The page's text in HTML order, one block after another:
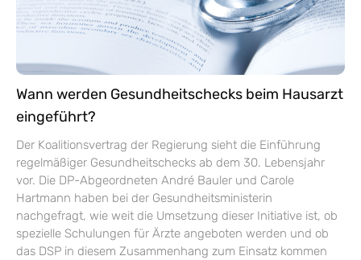
Wann werden Gesundheitschecks beim Hausarzt
eingeführt?
Der Koalitionsvertrag der Regierung sieht die Einführung
regelmäßiger Gesundheitschecks ab dem 30. Lebensjahr
vor. Die DP-Abgeordneten André Bauler und Carole
Hartmann haben bei der Gesundheitsministerin
nachgefragt, wie weit die Umsetzung dieser Initiative ist, ob
spezielle Schulungen für Ärzte angeboten werden und ob
das DSP in diesem Zusammenhang zum Einsatz kommen